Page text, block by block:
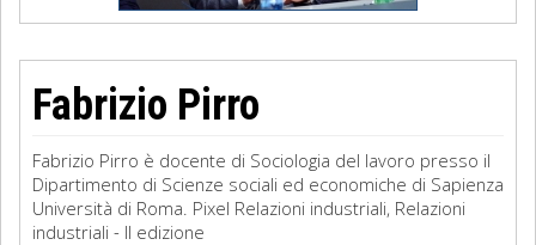
Fabrizio Pirro
Fabrizio Pirro è docente di Sociologia del lavoro presso il
Dipartimento di Scienze sociali ed economiche di Sapienza
Università di Roma. Pixel Relazioni industriali, Relazioni
industriali - II edizione